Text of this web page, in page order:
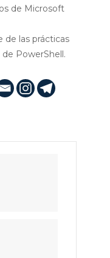
de Microsoft
las prácticas
PowerShell.